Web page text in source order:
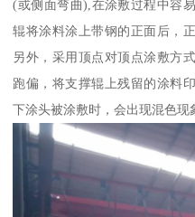
(或侧面弯曲),在涂敷过程中容
辊将涂料涂上带钢的正面后，
另外，采用顶点对顶点涂敷方
跑偏，将支撑辊上残留的涂料
下涂头被涂敷时，会出现混色现